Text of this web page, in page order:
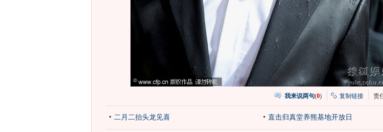
我来说两句(0) 复制链接 责
二月二抬头龙见喜 直击归真堂养熊基地开放日